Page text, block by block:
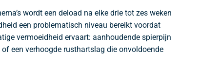
wordt een deload na elke drie tot zes weken
een problematisch niveau bereikt voordat
vermoeidheid ervaart: aanhoudende spierpijn
een verhoogde rusthartslag die onvoldoende